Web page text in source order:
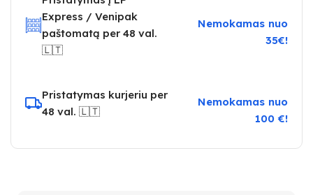
Express / Venipak
paštomatą per 48 val.
🇱🇹
Nemokamas nuo
35€!
Pristatymas kurjeriu per
48 val. 🇱🇹
Nemokamas nuo
100 €!